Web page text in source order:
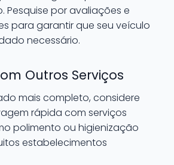
Pesquise por avaliações e
para garantir que seu veículo
necessário.
Outros Serviços
mais completo, considere
rápida com serviços
polimento ou higienização
estabelecimentos